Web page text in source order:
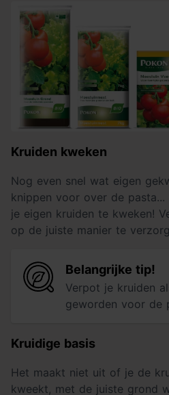
Kruiden kweken
Nog even snel wat eigen
knippen voor over de
je eigen kruiden te kweken!
op de juiste manier te
Belangrijke tip!
Verpot je kruiden
geworden voor de
Kruidige basis
Het maakt niet uit of je de
kweekt, met de juiste grond